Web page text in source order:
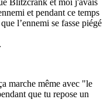
et pendant ce temps
l’ennemi se fasse piégé
marche même avec "le
que tu repose un